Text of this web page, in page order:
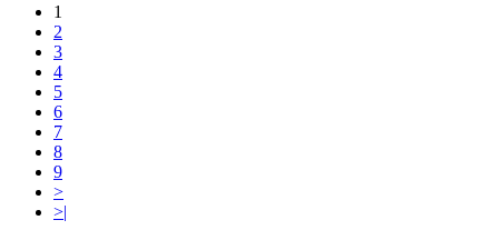
1
2
3
4
5
6
7
8
9
>
>|